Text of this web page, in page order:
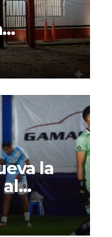
la
al